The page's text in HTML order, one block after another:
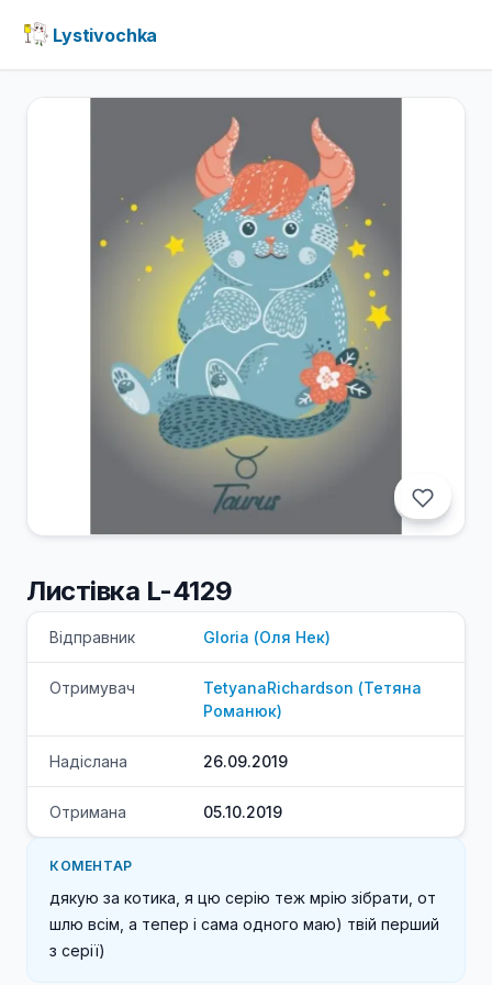
Lystivochka
Листівка L-4129
Відправник Gloria (Оля Нек)
Отримувач TetyanaRichardson (Тетяна
Романюк)
Надіслана 26.09.2019
Отримана 05.10.2019
КОМЕНТАР
дякую за котика, я цю серію теж мрію зібрати, от
шлю всім, а тепер і сама одного маю) твій перший
з серії)